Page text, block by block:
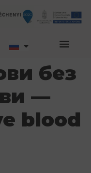
без
—
blood